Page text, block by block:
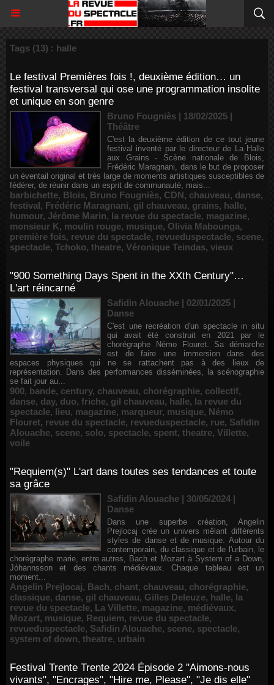
Tags (13) : halle
Le festival Premières fois !, deuxième édition… un
festival transversal qui ose une programmation insolite
et unique en son genre
Bruno Fougniès | 18/02/2025 |
Théâtre
C'est la deuxième édition de ce tout jeune
festival inventé par le directeur de La Halle
aux Grains - Scène nationale de Blois,
Frédéric Maragnani, dans le but de proposer
un éventail original et très large de moments artistiques susceptibles de
fédérer, de réunir dans un esprit de communauté, mais...
barbichette, Blois, Bruno Fougniès, CDN, chauveau, danse,
festival, Frédéric Maragnani, gil chauveau, grains, halle,
humour, Jérôme Marin, la revue du spectacle, magazine,
monsieur K, moulin rouge, musique, Olivia Mabounga,
première fois, revue du spectacle, revueduspectacle, scene,
spectacle, Tchoko, theatre, Véronique Teindas, vieux
"900 Something Days Spent in the XXth Century"…
L'art réincarné
Safidin Alouache | 02/01/2025 |
Danse
C'est une recréation d'un spectacle in situ
qui avait été construit en 2021 par le
chorégraphe Némo Flouret. Sa démarche
est de faire une immersion dans des
espaces physiques qui ne se rattachent pas à des lieux de
représentation. Dans des performances disséminées, la scénographie
se fait jour au...
900, bande, century, chauveau, chorégraphie, collectif,
danse, day, duo, friche, gil chauveau, halle, la revue du
spectacle, lieu, magazine, marqueur, musique, Némo
Flouret, revue du spectacle, revueduspectacle, rue, Safidin
Alouache, scene, solo, spectacle, spent, theatre, Villette,
voile
"Requiem(s)" L'art dans toutes ses tendances et toute
sa grâce
Safidin Alouache | 30/05/2024 |
Danse
Dans une superbe création, Angelin
Prejlocaj crée un univers mêlant différents
styles de danse et de musique. Autour du
contemporain, du classique et de l'urbain, le
chorégraphe marie, entre autres, Bach et Mozart à System of a Down,
Jóhannsson et des chants médiévaux. Chaque tableau est un
moment...
Angelin Prejlocaj, Bach, chant, chauveau, chorégraphie,
classique, danse, gil chauveau, Gilles Deleuze, halle, la
revue du spectacle, La Villette, magazine, médiévaux,
Mozart, musique, Requiem, revue du spectacle,
revueduspectacle, Safidin Alouache, scene, spectacle,
system of down, theatre, urbain
Festival Trente Trente 2024 Épisode 2 "Aimons-nous
vivants", "Encrages", "Hire me, Please", "Je dis elle"